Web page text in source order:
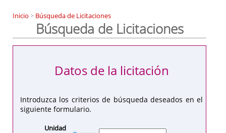
Inicio > Búsqueda de Licitaciones
Búsqueda de Licitaciones
Introduzca los criterios de búsqueda deseados en el
siguiente formulario.
Datos de la licitación
Unidad